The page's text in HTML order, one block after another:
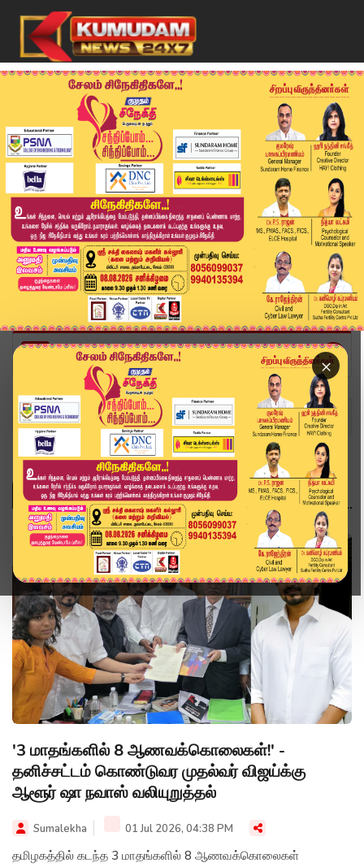
×
Home Topics கொலை
கொலை
'3 மாதங்களில் 8 ஆணவக்கொலைகள்!' -
தனிச்சட்டம் கொண்டுவர முதல்வர் விஜய்க்கு
ஆளூர் ஷா நவாஸ் வலியுறுத்தல்
Sumalekha 01 Jul 2026, 04:38 PM
தமிழகத்தில் கடந்த 3 மாதங்களில் 8 ஆணவக்கொலைகள்